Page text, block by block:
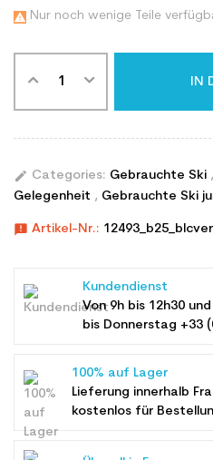
 Nur noch wenige Teile
IN
edit Categories: Gebrauchte Ski ,
Gelegenheit , Gebrauchte Ski
announcement Artikel-Nr.:
Kundendienst
Von 9h bis 12h30
bis Donnerstag +33
100% auf Lager
Lieferung innerhalb
kostenlos für